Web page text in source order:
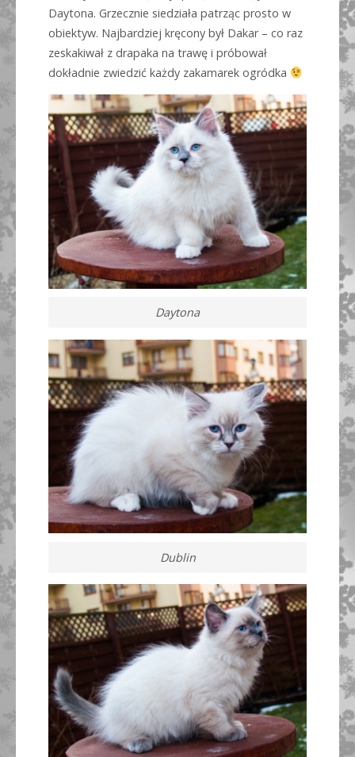
Daytona. Grzecznie siedziała patrząc prosto w
obiektyw. Najbardziej kręcony był Dakar – co raz
zeskakiwał z drapaka na trawę i próbował
dokładnie zwiedzić każdy zakamarek ogródka
Daytona
Dublin